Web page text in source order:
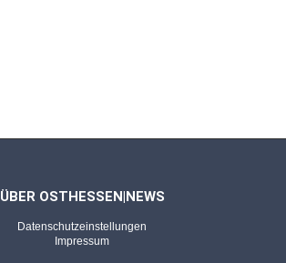
ÜBER OSTHESSEN|NEWS
Datenschutzeinstellungen
Impressum